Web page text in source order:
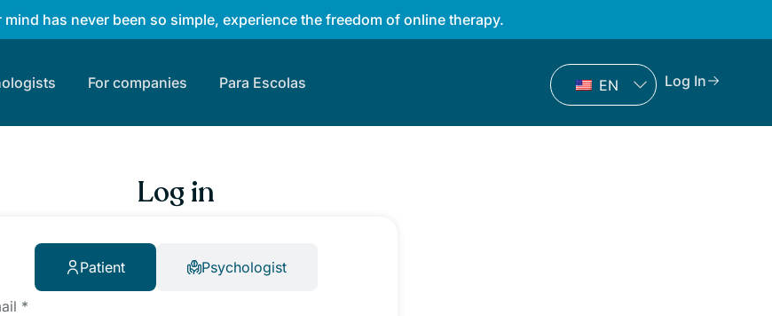
has never been so simple, experience the freedom of online therapy.
For companies Para Escolas EN Log In
Log in
Patient Psychologist
*